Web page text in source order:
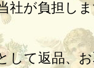
社が負担し
して返品、